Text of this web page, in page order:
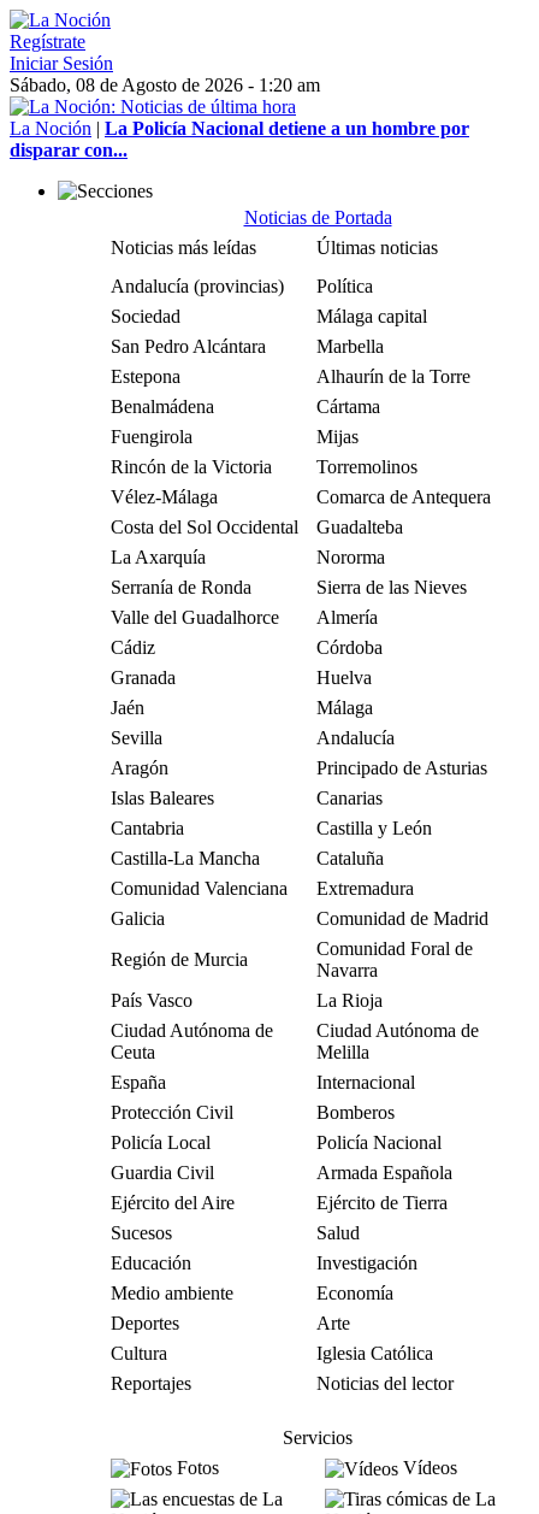
Regístrate
Iniciar Sesión
Sábado, 08 de Agosto de 2026 - 1:20 am
La Noción | La Policía Nacional detiene a un hombre por
disparar con...
Noticias de Portada
Noticias más leídas
Últimas noticias
Andalucía (provincias)
Política
Sociedad
Málaga capital
San Pedro Alcántara
Marbella
Estepona
Alhaurín de la Torre
Benalmádena
Cártama
Fuengirola
Mijas
Rincón de la Victoria
Torremolinos
Vélez-Málaga
Comarca de Antequera
Costa del Sol Occidental
Guadalteba
La Axarquía
Nororma
Serranía de Ronda
Sierra de las Nieves
Valle del Guadalhorce
Almería
Cádiz
Córdoba
Granada
Huelva
Jaén
Málaga
Sevilla
Andalucía
Aragón
Principado de Asturias
Islas Baleares
Canarias
Cantabria
Castilla y León
Castilla-La Mancha
Cataluña
Comunidad Valenciana
Extremadura
Galicia
Comunidad de Madrid
Región de Murcia
Comunidad Foral de
Navarra
País Vasco
La Rioja
Ciudad Autónoma de
Ceuta
Ciudad Autónoma de
Melilla
España
Internacional
Protección Civil
Bomberos
Policía Local
Policía Nacional
Guardia Civil
Armada Española
Ejército del Aire
Ejército de Tierra
Sucesos
Salud
Educación
Investigación
Medio ambiente
Economía
Deportes
Arte
Cultura
Iglesia Católica
Reportajes
Noticias del lector
Servicios
Fotos
Vídeos